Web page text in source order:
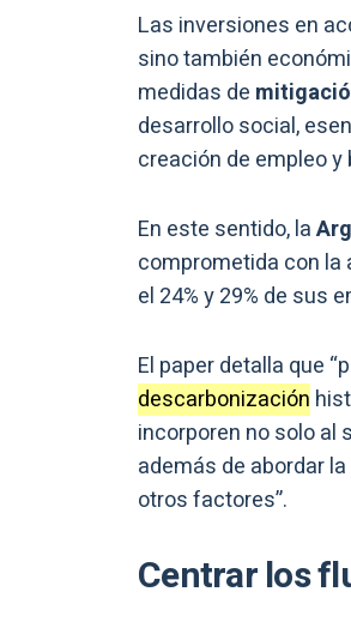
Las inversiones en
sino también
medidas de
desarrollo social,
creación de empleo y
En este sentido, la
comprometida con la
el 24% y 29% de sus
El paper detalla que
descarbonización
incorporen no solo al
además de abordar
otros factores”.
Centrar los